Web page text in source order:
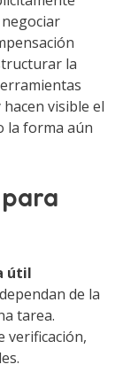
la
visible el
la forma aún
útil
de la
tarea.
verificación,